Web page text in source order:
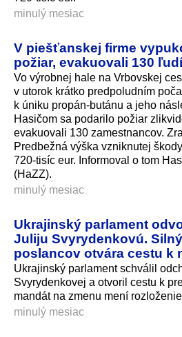
minulý mesiac
V piešťanskej firme
požiar, evakuovali 130 ľudí
Vo výrobnej hale na Vrbovskej
v utorok krátko predpoludním
k úniku propán-butánu a jeho
Hasičom sa podarilo požiar
evakuovali 130 zamestnancov.
Predbežná výška vzniknutej
720-tisíc eur. Informoval o tom
(HaZZ).
minulý mesiac
Ukrajinský parlament
Juliju Svyrydenkovú.
poslancov otvára cestu k
Ukrajinský parlament schválil
Svyrydenkovej a otvoril cestu k
mandát na zmenu mení
minulý mesiac